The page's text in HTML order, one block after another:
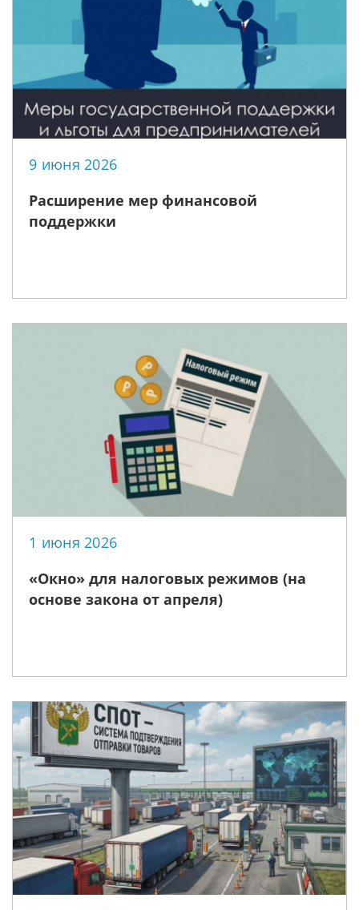
9 июня 2026
Расширение мер финансовой
поддержки
1 июня 2026
«Окно» для налоговых режимов (на
основе закона от апреля)